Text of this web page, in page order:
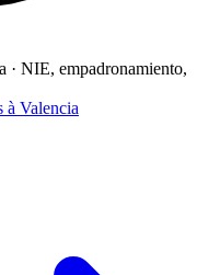
· NIE, empadronamiento,
à Valencia